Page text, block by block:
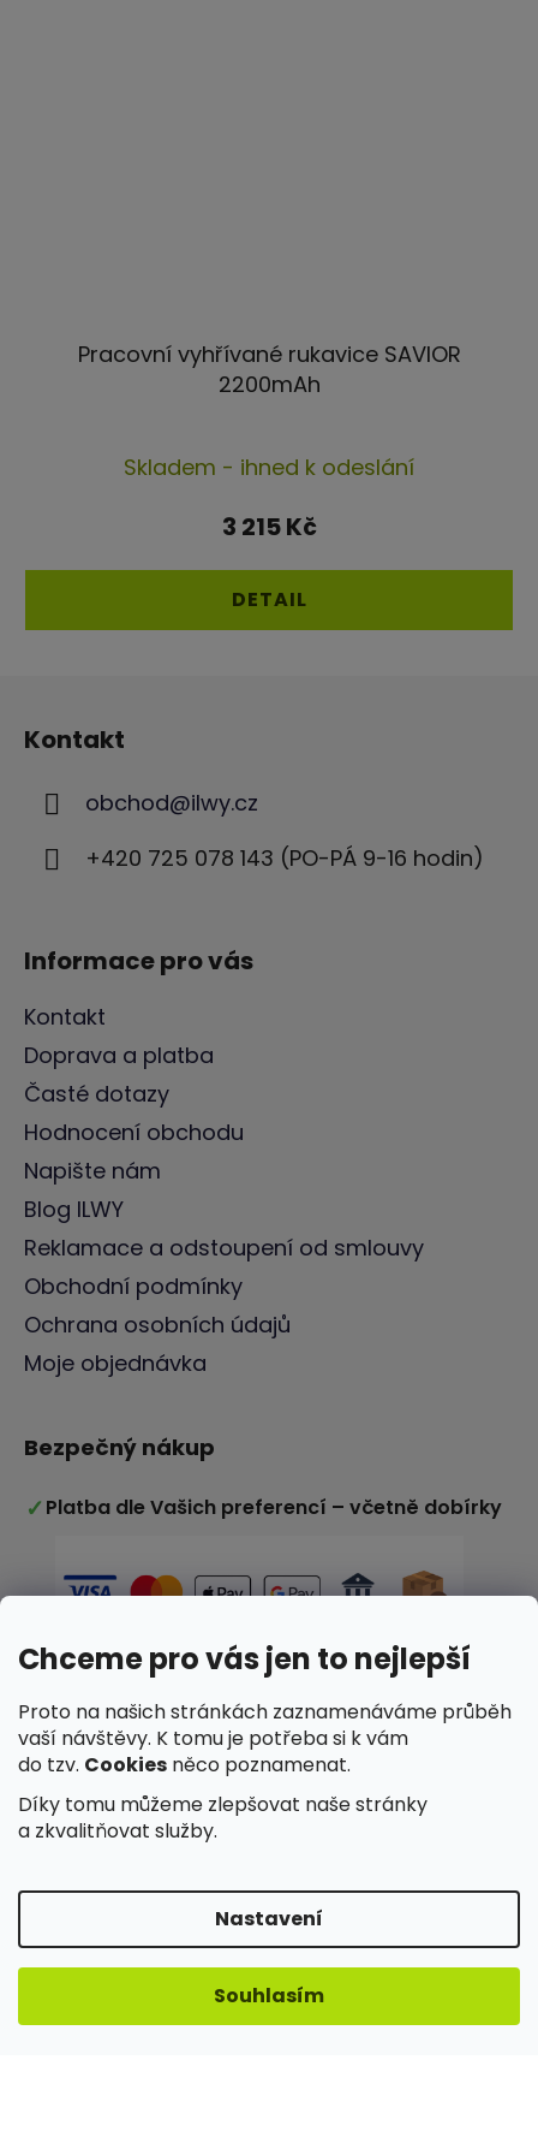
Chceme pro vás jen to nejlepší
Proto na našich stránkách zaznamenáváme průběh
vaší návštěvy. K tomu je potřeba si k vám
do tzv. Cookies něco poznamenat.
Díky tomu můžeme zlepšovat naše stránky
a zkvalitňovat služby.
Nastavení
Souhlasím
Pracovní vyhřívané rukavice SAVIOR
2200mAh
hodnocení
produktu
4,6
z
Skladem - ihned k odeslání
3 215 Kč
DETAIL
Kontakt
obchod@ilwy.cz
+420 725 078 143 (PO-PÁ 9-16 hodin)
Informace pro vás
Kontakt
Doprava a platba
Časté dotazy
Hodnocení obchodu
Napište nám
Blog ILWY
Reklamace a odstoupení od smlouvy
Obchodní podmínky
Ochrana osobních údajů
Moje objednávka
Bezpečný nákup
✓ Platba dle Vašich preferencí – včetně dobírky
✓Spolehlivé doručení a snadné vyzvednutí